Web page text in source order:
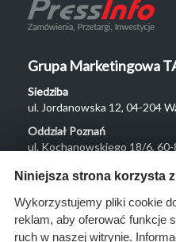
Grupa Marketingowa
Siedziba
ul. Jordanowska 12, 04-204
Oddział Poznań
ul. Kochanowskiego 18/6, 60-
Menu
O nas
Rozwiązania
Niniejsza strona korzysta
Wykorzystujemy pliki cookie
reklam, aby oferować funkcje
ruch w naszej witrynie.